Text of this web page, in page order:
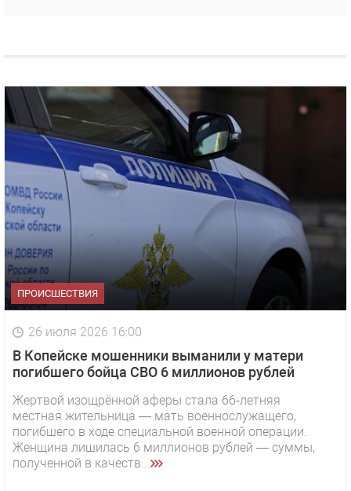
ПРОИСШЕСТВИЯ
26 июля 2026 16:00
В Копейске мошенники выманили у матери
погибшего бойца СВО 6 миллионов рублей
Жертвой изощрённой аферы стала 66‑летняя
местная жительница — мать военнослужащего,
погибшего в ходе специальной военной операции.
Женщина лишилась 6 миллионов рублей — суммы,
полученной в качеств...